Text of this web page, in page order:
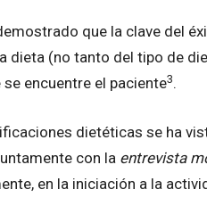
que la clave del
dieta (no tanto del tipo de
encuentre el paciente3.
dietéticas se ha
con la entrevista
en la iniciación a la